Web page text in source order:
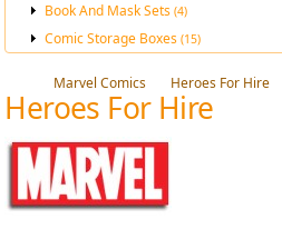
Book And Mask Sets(4)
Comic Storage Boxes(15)
Marvel Comics Heroes For Hire
Heroes For Hire